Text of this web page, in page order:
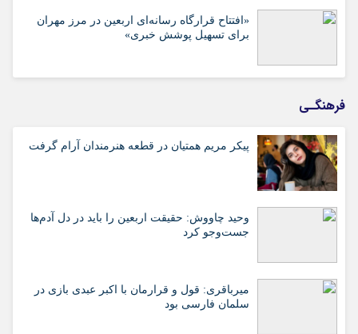
«افتتاح قرارگاه رسانه‌ای اربعین در مرز مهران
برای تسهیل پوشش خبری»
فرهنگـی
پیکر مریم همتیان در قطعه هنرمندان آرام گرفت
وحید چاووش: حقیقت اربعین را باید در دل آدم‌ها
جست‌وجو کرد
میرباقری: قول و قرارمان با اکبر عبدی بازی در
سلمان فارسی بود